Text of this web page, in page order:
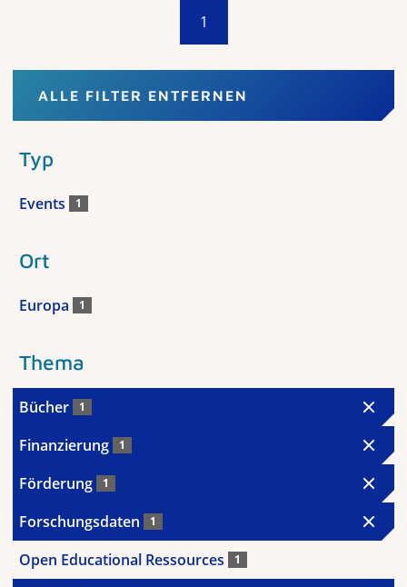
1
ALLE FILTER ENTFERNEN
Typ
Events 1
Ort
Europa 1
Thema
Bücher 1
Finanzierung 1
Förderung 1
Forschungsdaten 1
Open Educational Ressources 1